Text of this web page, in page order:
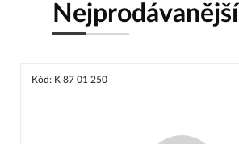
Nejprodávanější
Kód: K 87 01 250